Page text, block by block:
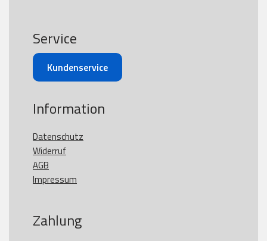
Service
Kundenservice
Information
Datenschutz
Widerruf
AGB
Impressum
Zahlung